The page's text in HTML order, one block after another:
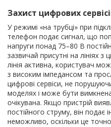
Захист цифрових
У режимі «на трубці» при
телефон подає сигнал, що
напруги понад 75–80 В
зазвичай присутні на лініях
лінія активна, користувач
з високим імпедансом та
цифрові сервіси, не
моделях і може бути
очікувана. Якщо пристрій
постійного струму, він подає
неможливо, оскільки це точно